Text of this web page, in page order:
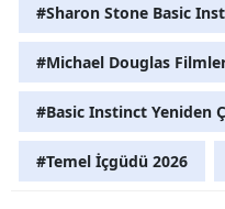
#Sharon Stone Basic
#Michael Douglas
#Basic Instinct Yeniden
#Temel İçgüdü 2026